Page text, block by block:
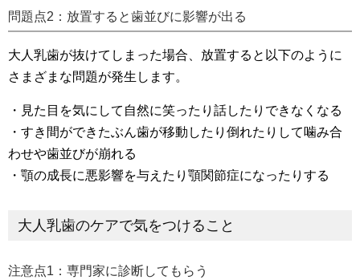
問題点2：放置すると歯並びに影響が出る
大人乳歯が抜けてしまった場合、放置すると以下のように
さまざまな問題が発生します。
・見た目を気にして自然に笑ったり話したりできなくなる
・すき間ができたぶん歯が移動したり倒れたりして噛み合
わせや歯並びが崩れる
・顎の成長に悪影響を与えたり顎関節症になったりする
大人乳歯のケアで気をつけること
注意点1：専門家に診断してもらう